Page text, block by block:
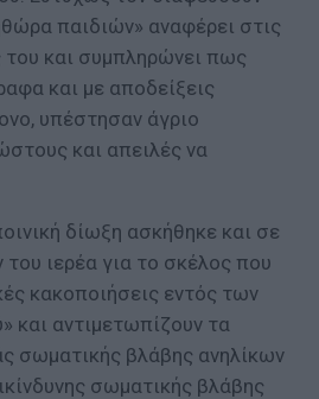
παιδιών» αναφέρει στις
του και συμπληρώνει πως
και με αποδείξεις
υπέστησαν άγριο
και απειλές να
δίωξη ασκήθηκε και σε
ιερέα για το σκέλος που
κακοποιήσεις εντός των
και αντιμετωπίζουν τα
σωματικής βλάβης ανηλίκων
σωματικής βλάβης